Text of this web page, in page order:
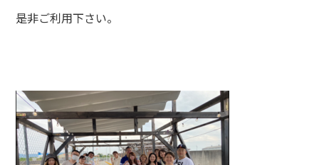
是非ご利用下さい。